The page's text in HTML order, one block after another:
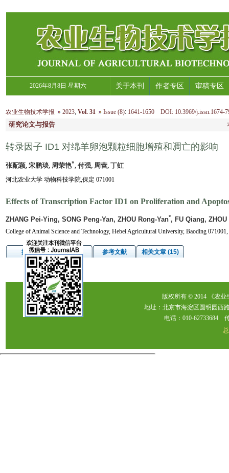
2026年8月8日 星期六 关于本刊 作者专区 审稿专区
农业生物技术学报 2023, Vol. 31 Issue (8):1641-1650 DOI: 10.3969/j.issn.1674-
研究论文与报告
转录因子 ID1 对绵羊卵泡颗粒细胞增殖和凋亡的影响
张配颖, 宋鹏琰, 周荣艳*, 付强, 周营, 丁虹
河北农业大学 动物科技学院,保定 071001
Effects of Transcription Factor ID1 on Proliferation and
ZHANG Pei-Ying, SONG Peng-Yan, ZHOU Rong-Yan*, FU Qiang,
College of Animal Science and Technology, Hebei Agricultural University, Baoding 071001,
摘要 图/表 参考文献 相关文章 (15)
版权所有 © 2014 《农
地址：北京市海淀区圆明园西
电话：010-62733684